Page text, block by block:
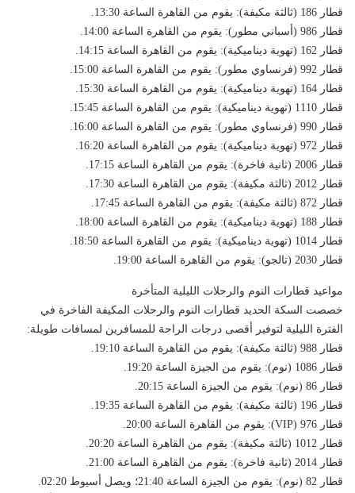
​قطار 186 (ثالثة مكيفة): يقوم من القاهرة الساعة 13:30.
​قطار 986 (أسباني مطور): يقوم من القاهرة الساعة 14:00.
​قطار 162 (تهوية ديناميكية): يقوم من القاهرة الساعة 14:15.
​قطار 992 (فرنساوي مطور): يقوم من القاهرة الساعة 15:00.
​قطار 164 (تهوية ديناميكية): يقوم من القاهرة الساعة 15:30.
​قطار 1110 (تهوية ديناميكية): يقوم من القاهرة الساعة 15:45.
​قطار 990 (فرنساوي مطور): يقوم من القاهرة الساعة 16:00.
​قطار 972 (تهوية ديناميكية): يقوم من القاهرة الساعة 16:20.
​قطار 2006 (ثانية فاخرة): يقوم من القاهرة الساعة 17:15.
​قطار 2012 (ثالثة مكيفة): يقوم من القاهرة الساعة 17:30.
​قطار 872 (ثالثة مكيفة): يقوم من القاهرة الساعة 17:45.
​قطار 188 (تهوية ديناميكية): يقوم من القاهرة الساعة 18:00.
​قطار 1014 (تهوية ديناميكية): يقوم من القاهرة الساعة 18:50.
​قطار 2030 (تالجو): يقوم من القاهرة الساعة 19:00.
​مواعيد قطارات النوم والرحلات الليلية المتأخرة
​خصصت السكة الحديد قطارات النوم والرحلات المكيفة الفاخرة في
الفترة الليلية لتوفير أقصى درجات الراحة للمسافرين لمسافات طويلة:
​قطار 988 (ثالثة مكيفة): يقوم من القاهرة الساعة 19:10.
​قطار 1086 (نوم): يقوم من الجيزة الساعة 19:20.
​قطار 86 (نوم): يقوم من الجيزة الساعة 20:15.
​قطار 196 (ثالثة مكيفة): يقوم من القاهرة الساعة 19:35.
​قطار 976 (VIP): يقوم من القاهرة الساعة 20:00.
​قطار 1012 (ثالثة مكيفة): يقوم من القاهرة الساعة 20:20.
​قطار 2014 (ثانية فاخرة): يقوم من القاهرة الساعة 21:00.
​قطار 82 (نوم): يقوم من الجيزة الساعة 21:40؛ ويصل أسيوط 02:20.